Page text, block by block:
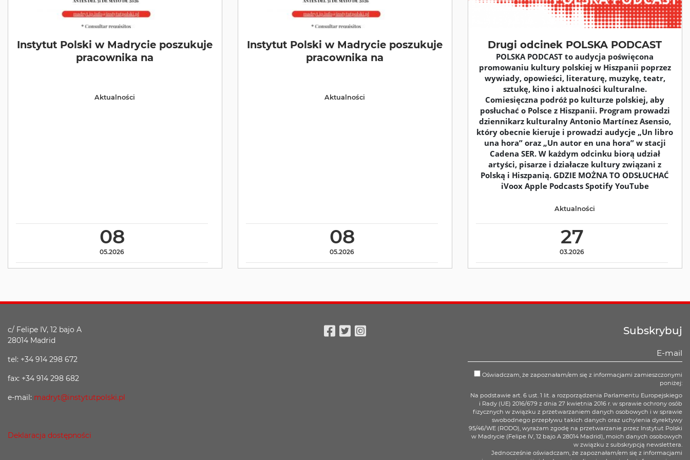
Instytut Polski w Madrycie poszukuje
pracownika na
08
05.2026
Aktualności
Instytut Polski w Madrycie poszukuje
pracownika na
08
05.2026
Aktualności
Drugi odcinek POLSKA PODCAST
POLSKA PODCAST to audycja poświęcona
promowaniu kultury polskiej w Hiszpanii poprzez
wywiady, opowieści, literaturę, muzykę, teatr,
sztukę, kino i aktualności kulturalne.
Comiesięczna podróż po kulturze polskiej, aby
posłuchać o Polsce z Hiszpanii. Program prowadzi
dziennikarz kulturalny Antonio Martínez Asensio,
który obecnie kieruje i prowadzi audycje „Un libro
una hora” oraz „Un autor en una hora” w stacji
Cadena SER. W każdym odcinku biorą udział
artyści, pisarze i działacze kultury związani z
Polską i Hiszpanią. GDZIE MOŻNA TO ODSŁUCHAĆ
iVoox Apple Podcasts Spotify YouTube
27
03.2026
Aktualności
c/ Felipe IV, 12 bajo A
28014 Madrid
tel: +34 914 298 672
fax: +34 914 298 682
e-mail: madryt@instytutpolski.pl
Deklaracja dostępności
Subskrybuj
Oświadczam, że zapoznałam/em się z informacjami zamieszczonymi
poniżej:
Na podstawie art. 6 ust. 1 lit. a rozporządzenia Parlamentu Europejskiego
i Rady (UE) 2016/679 z dnia 27 kwietnia 2016 r. w sprawie ochrony osób
fizycznych w związku z przetwarzaniem danych osobowych i w sprawie
swobodnego przepływu takich danych oraz uchylenia dyrektywy
95/46/WE (RODO), wyrażam zgodę na przetwarzanie przez Instytut Polski
w Madrycie (Felipe IV, 12 bajo A 28014 Madrid), moich danych osobowych
w związku z subskrypcją newslettera.
Jednocześnie oświadczam, że zapoznałam/em się z informacjami